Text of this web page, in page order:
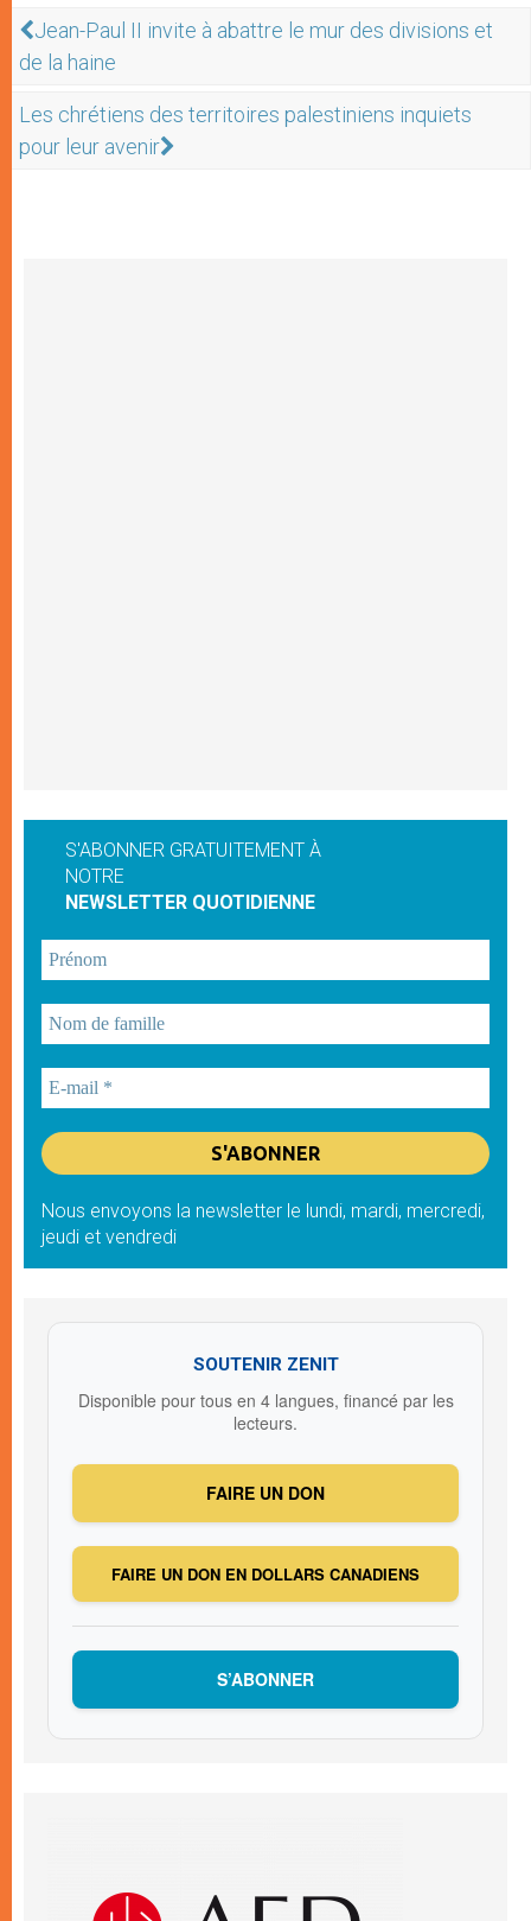
Jean-Paul II invite à abattre le mur des divisions et
de la haine
Les chrétiens des territoires palestiniens inquiets
pour leur avenir
S'ABONNER GRATUITEMENT À
NOTRE
NEWSLETTER QUOTIDIENNE
Nous envoyons la newsletter le lundi, mardi, mercredi,
jeudi et vendredi
SOUTENIR ZENIT
Disponible pour tous en 4 langues, financé par les
lecteurs.
FAIRE UN DON
FAIRE UN DON EN DOLLARS CANADIENS
S’ABONNER